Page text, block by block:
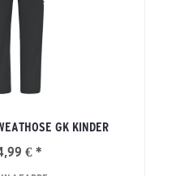
GK KINDER
€ *